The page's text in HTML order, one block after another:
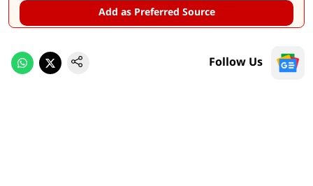
Add as Preferred Source
Follow Us